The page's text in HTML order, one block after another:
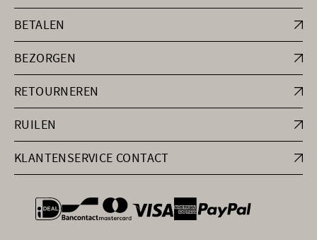
BETALEN
BEZORGEN
RETOURNEREN
RUILEN
KLANTENSERVICE CONTACT
general.paymentOptions